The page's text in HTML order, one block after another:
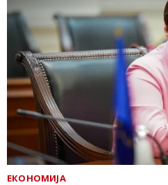
ЕКОНОМИЈА